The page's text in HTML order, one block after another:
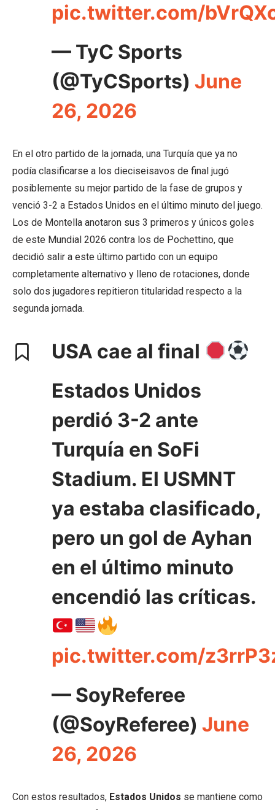
pic.twitter.com/
— TyC Sports
(@TyCSports) June
26, 2026
En el otro partido de la jornada, una Turquía que ya no
podía clasificarse a los dieciseisavos de final jugó
posiblemente su mejor partido de la fase de grupos y
venció 3-2 a Estados Unidos en el último minuto del juego.
Los de Montella anotaron sus 3 primeros y únicos goles
de este Mundial 2026 contra los de Pochettino, que
decidió salir a este último partido con un equipo
completamente alternativo y lleno de rotaciones, donde
solo dos jugadores repitieron titularidad respecto a la
segunda jornada.
USA cae al final
Estados Unidos
perdió 3-2 ante
Turquía en SoFi
Stadium. El USMNT
ya estaba clasificado,
pero un gol de Ayhan
en el último minuto
encendió las críticas.
pic.twitter.com/
— SoyReferee
(@SoyReferee) June
26, 2026
Con estos resultados, Estados Unidos se mantiene como